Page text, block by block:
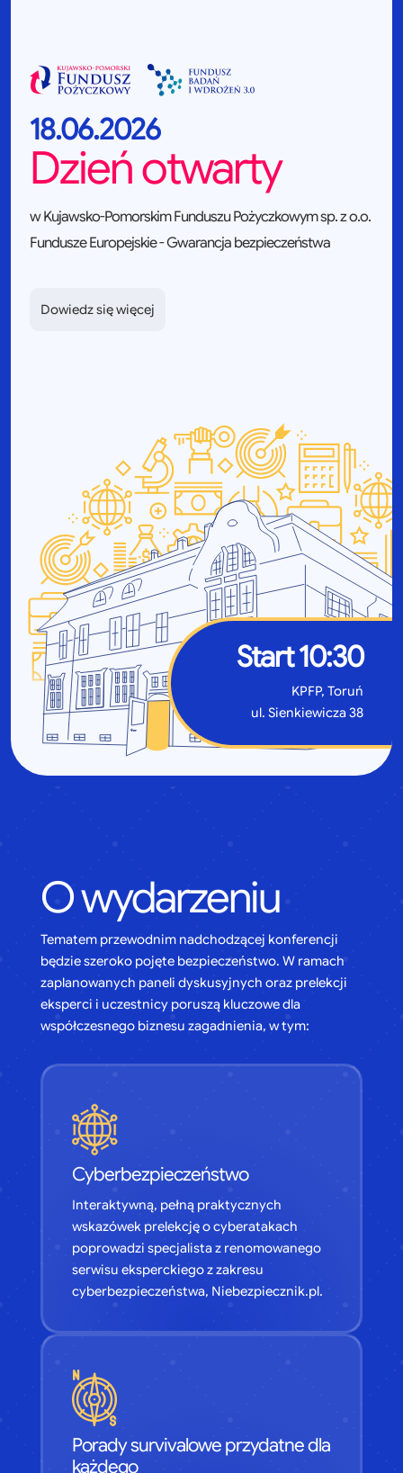
18.06.2026
Dzień otwarty
w Kujawsko-Pomorskim Funduszu Pożyczkowym sp. z o.o.
Fundusze Europejskie - Gwarancja bezpieczeństwa
Dowiedz się więcej
Start 10:30
KPFP, Toruń
ul. Sienkiewicza 38
O wydarzeniu
Tematem przewodnim nadchodzącej konferencji
będzie szeroko pojęte bezpieczeństwo. W ramach
zaplanowanych paneli dyskusyjnych oraz prelekcji
eksperci i uczestnicy poruszą kluczowe dla
współczesnego biznesu zagadnienia, w tym:
Cyberbezpieczeństwo
Interaktywną, pełną praktycznych
wskazówek prelekcję o cyberatakach
poprowadzi specjalista z renomowanego
serwisu eksperckiego z zakresu
cyberbezpieczeństwa, Niebezpiecznik.pl.
Porady survivalowe przydatne dla
każdego